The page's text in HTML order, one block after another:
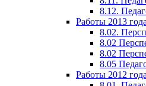
8.12.
Работы 2013 года
8.02.
8.02
8.02
8.05
Работы 2012 года